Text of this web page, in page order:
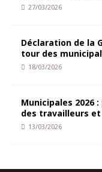
27/03/2026
Déclaration de la
tour des
18/03/2026
Municipales 2026
des travailleurs
13/03/2026